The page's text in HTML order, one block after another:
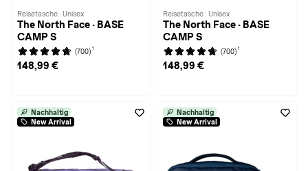
Reisetasche · Unisex
The North Face · BASE
CAMP S
(700) 1
148,99 €
Reisetasche · Unisex
The North Face · BASE
CAMP S
(700) 1
148,99 €
Nachhaltig
New Arrival
Nachhaltig
New Arrival